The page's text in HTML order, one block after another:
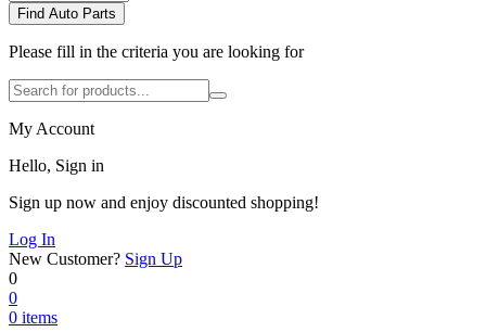
Find Auto Parts
Please fill in the criteria you are looking for
My Account
Hello, Sign in
Sign up now and enjoy discounted shopping!
Log In
New Customer? Sign Up
0
0
0 items